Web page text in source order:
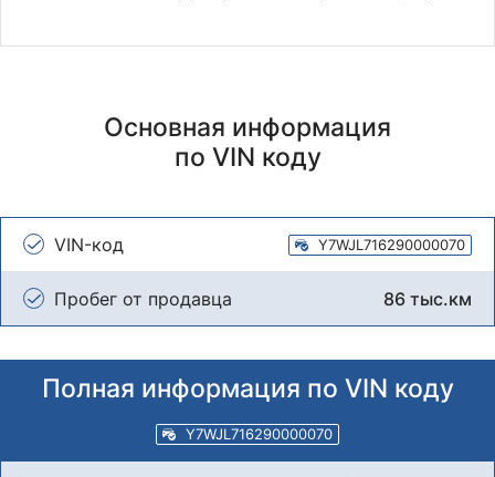
Основная информация
по VIN коду
VIN-код Y7WJL716290000070
Пробег от продавца 86 тыс.км
Полная информация по VIN коду
Y7WJL716290000070